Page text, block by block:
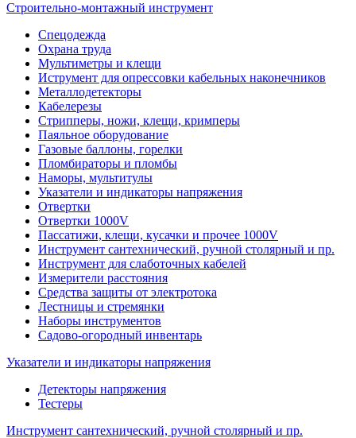
Строительно-монтажный инструмент
Спецодежда
Охрана труда
Мультиметры и клещи
Иструмент для опрессовки кабельных наконечников
Металлодетекторы
Кабелерезы
Стрипперы, ножи, клещи, кримперы
Паяльное оборудование
Газовые баллоны, горелки
Пломбираторы и пломбы
Наморы, мультитулы
Указатели и индикаторы напряжения
Отвертки
Отвертки 1000V
Пассатижи, клещи, кусачки и прочее 1000V
Инструмент сантехнический, ручной столярный и пр.
Инструмент для слаботочных кабелей
Измерители расстояния
Средства защиты от электротока
Лестницы и стремянки
Наборы инструментов
Садово-огородный инвентарь
Указатели и индикаторы напряжения
Детекторы напряжения
Тестеры
Инструмент сантехнический, ручной столярный и пр.